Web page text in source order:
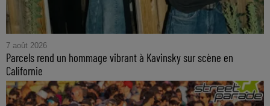
7 août 2026
Parcels rend un hommage vibrant à Kavinsky sur scène en
Californie